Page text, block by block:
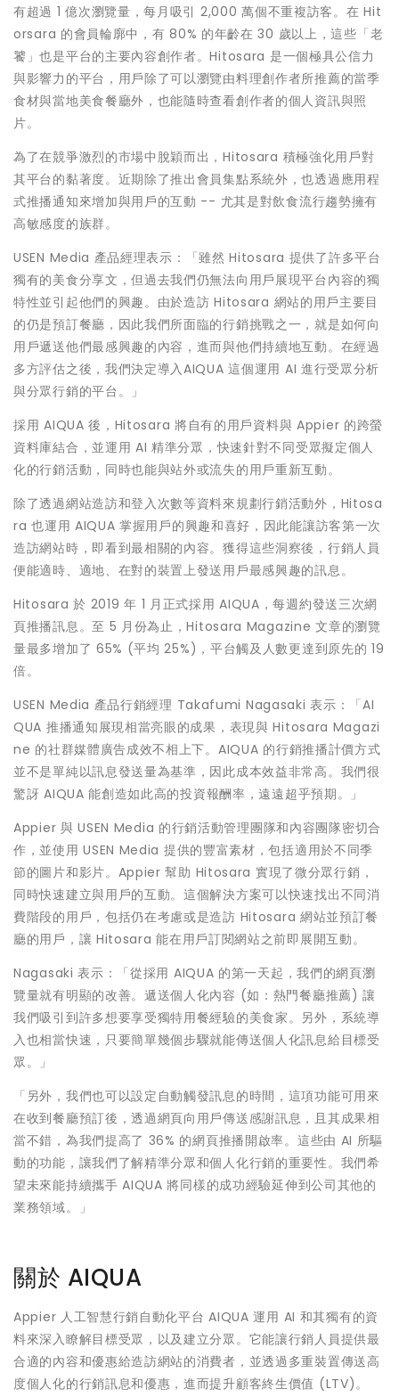
有超過 1 億次瀏覽量，每月吸引 2,000 萬個不重複訪客。在 Hit
orsara 的會員輪廓中，有 80% 的年齡在 30 歲以上，這些「老
饕」也是平台的主要內容創作者。Hitosara 是一個極具公信力
與影響力的平台，用戶除了可以瀏覽由料理創作者所推薦的當季
食材與當地美食餐廳外，也能隨時查看創作者的個人資訊與照
片。
為了在競爭激烈的市場中脫穎而出，Hitosara 積極強化用戶對
其平台的黏著度。近期除了推出會員集點系統外，也透過應用程
式推播通知來增加與用戶的互動 -- 尤其是對飲食流行趨勢擁有
高敏感度的族群。
USEN Media 產品經理表示：「雖然 Hitosara 提供了許多平台
獨有的美食分享文，但過去我們仍無法向用戶展現平台內容的獨
特性並引起他們的興趣。由於造訪 Hitosara 網站的用戶主要目
的仍是預訂餐廳，因此我們所面臨的行銷挑戰之一，就是如何向
用戶遞送他們最感興趣的內容，進而與他們持續地互動。在經過
多方評估之後，我們決定導入AIQUA 這個運用 AI 進行受眾分析
與分眾行銷的平台。」
採用 AIQUA 後，Hitosara 將自有的用戶資料與 Appier 的跨螢
資料庫結合，並運用 AI 精準分眾，快速針對不同受眾擬定個人
化的行銷活動，同時也能與站外或流失的用戶重新互動。
除了透過網站造訪和登入次數等資料來規劃行銷活動外，Hitosa
ra 也運用 AIQUA 掌握用戶的興趣和喜好，因此能讓訪客第一次
造訪網站時，即看到最相關的內容。獲得這些洞察後，行銷人員
便能適時、適地、在對的裝置上發送用戶最感興趣的訊息。
Hitosara 於 2019 年 1 月正式採用 AIQUA，每週約發送三次網
頁推播訊息。至 5 月份為止，Hitosara Magazine 文章的瀏覽
量最多增加了 65% (平均 25%)，平台觸及人數更達到原先的 19
倍。
USEN Media 產品行銷經理 Takafumi Nagasaki 表示：「AI
QUA 推播通知展現相當亮眼的成果，表現與 Hitosara Magazi
ne 的社群媒體廣告成效不相上下。AIQUA 的行銷推播計價方式
並不是單純以訊息發送量為基準，因此成本效益非常高。我們很
驚訝 AIQUA 能創造如此高的投資報酬率，遠遠超乎預期。」
Appier 與 USEN Media 的行銷活動管理團隊和內容團隊密切合
作，並使用 USEN Media 提供的豐富素材，包括適用於不同季
節的圖片和影片。Appier 幫助 Hitosara 實現了微分眾行銷，
同時快速建立與用戶的互動。這個解決方案可以快速找出不同消
費階段的用戶，包括仍在考慮或是造訪 Hitosara 網站並預訂餐
廳的用戶，讓 Hitosara 能在用戶訂閱網站之前即展開互動。
Nagasaki 表示：「從採用 AIQUA 的第一天起，我們的網頁瀏
覽量就有明顯的改善。遞送個人化內容 (如：熱門餐廳推薦) 讓
我們吸引到許多想要享受獨特用餐經驗的美食家。另外，系統導
入也相當快速，只要簡單幾個步驟就能傳送個人化訊息給目標受
眾。」
「另外，我們也可以設定自動觸發訊息的時間，這項功能可用來
在收到餐廳預訂後，透過網頁向用戶傳送感謝訊息，且其成果相
當不錯，為我們提高了 36% 的網頁推播開啟率。這些由 AI 所驅
動的功能，讓我們了解精準分眾和個人化行銷的重要性。我們希
望未來能持續攜手 AIQUA 將同樣的成功經驗延伸到公司其他的
業務領域。」
關於 AIQUA
Appier 人工智慧行銷自動化平台 AIQUA 運用 AI 和其獨有的資
料來深入瞭解目標受眾，以及建立分眾。它能讓行銷人員提供最
合適的內容和優惠給造訪網站的消費者，並透過多重裝置傳送高
度個人化的行銷訊息和優惠，進而提升顧客終生價值 (LTV)。